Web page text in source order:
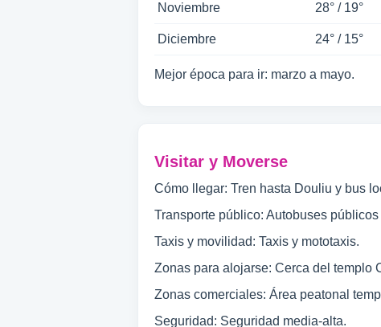
Noviembre 28° / 19°
Diciembre 24° / 15°
Mejor época para ir: marzo a mayo.
Visitar y Moverse
Cómo llegar: Tren hasta Douliu y bus
Transporte público: Autobuses
Taxis y movilidad: Taxis y mototaxis.
Zonas para alojarse: Cerca del templo
Zonas comerciales: Área peatonal
Seguridad: Seguridad media-alta.